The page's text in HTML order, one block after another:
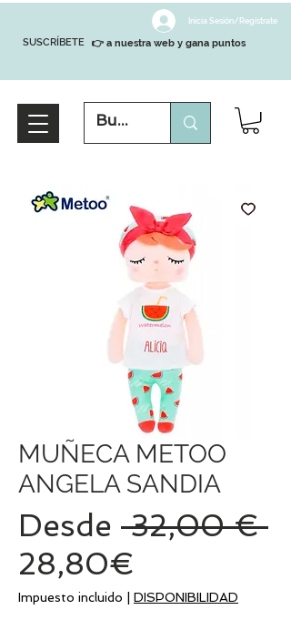
SUSCRÍBETE
Inicia Sesión/Regístrate
👉 a nuestra web y gana puntos
MUÑECA METOO
ANGELA SANDIA
Desde 32,00 €
28,80€
de
Impuesto incluido DISPONIBILIDAD